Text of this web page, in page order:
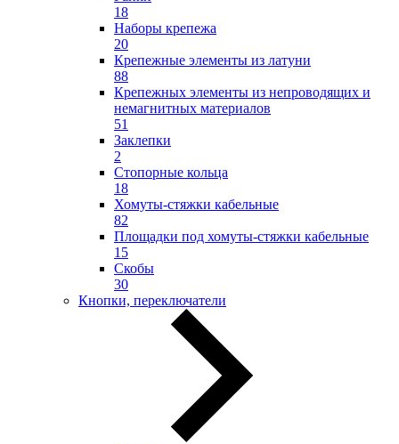
18
Наборы крепежа
20
Крепежные элементы из латуни
88
Крепежных элементы из непроводящих и
немагнитных материалов
51
Заклепки
2
Стопорные кольца
18
Хомуты-стяжки кабельные
82
Площадки под хомуты-стяжки кабельные
15
Скобы
30
Кнопки, переключатели